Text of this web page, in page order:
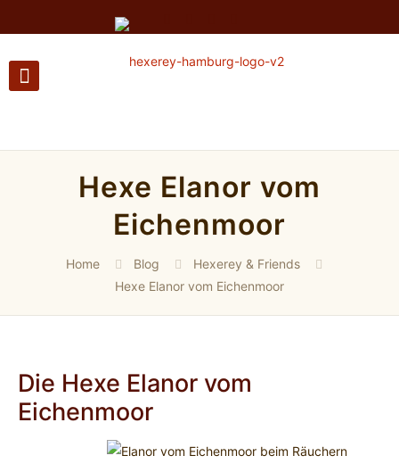
Hexe Elanor vom
Eichenmoor
Home Blog
Hexerey & Friends
Hexe Elanor vom Eichenmoor
Die Hexe Elanor vom
Eichenmoor